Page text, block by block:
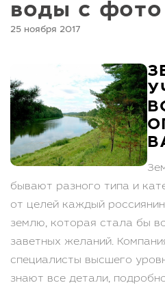
воды с фото
25 ноября 2017
бывают разного типа и
от целей каждый
землю, которая стала бы
заветных желаний.
специалисты высшего
знают все детали,